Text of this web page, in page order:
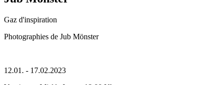
Gaz d'inspiration
Photographies de Jub Mönster
12.01. - 17.02.2023